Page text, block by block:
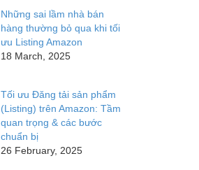
Những sai lầm nhà bán
hàng thường bỏ qua khi tối
ưu Listing Amazon
18 March, 2025
Tối ưu Đăng tải sản phẩm
(Listing) trên Amazon: Tầm
quan trọng & các bước
chuẩn bị
26 February, 2025